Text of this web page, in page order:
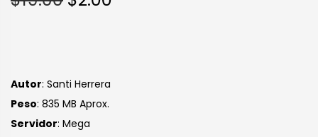
Autor: Santi Herrera
Peso: 835 MB Aprox.
Servidor: Mega